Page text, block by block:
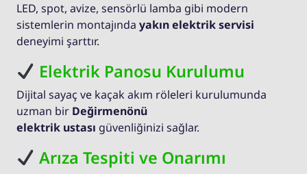
LED, spot, avize, sensörlü lamba gibi modern
sistemlerin montajında yakın elektrik servisi
deneyimi şarttır.
Elektrik Panosu Kurulumu
Dijital sayaç ve kaçak akım röleleri kurulumunda
uzman bir Değirmenönü
elektrik ustası güvenliğinizi sağlar.
Arıza Tespiti ve Onarımı